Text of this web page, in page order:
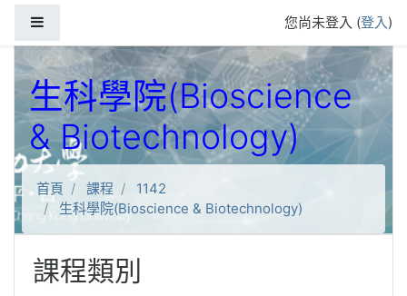
您尚未登入 (登入)
生科學院(Bioscience
& Biotechnology)
首頁 課程
1142
生科學院(Bioscience & Biotechnology)
課程類別